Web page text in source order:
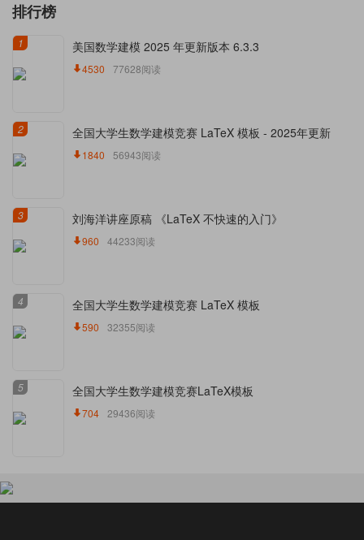
排行榜
1 美国数学建模 2025 年更新版本 6.3.3
4530 77628阅读
2 全国大学生数学建模竞赛 LaTeX 模板 - 2025年更新
1840 56943阅读
3 刘海洋讲座原稿 《LaTeX 不快速的入门》
960 44233阅读
4 全国大学生数学建模竞赛 LaTeX 模板
590 32355阅读
5 全国大学生数学建模竞赛LaTeX模板
704 29436阅读